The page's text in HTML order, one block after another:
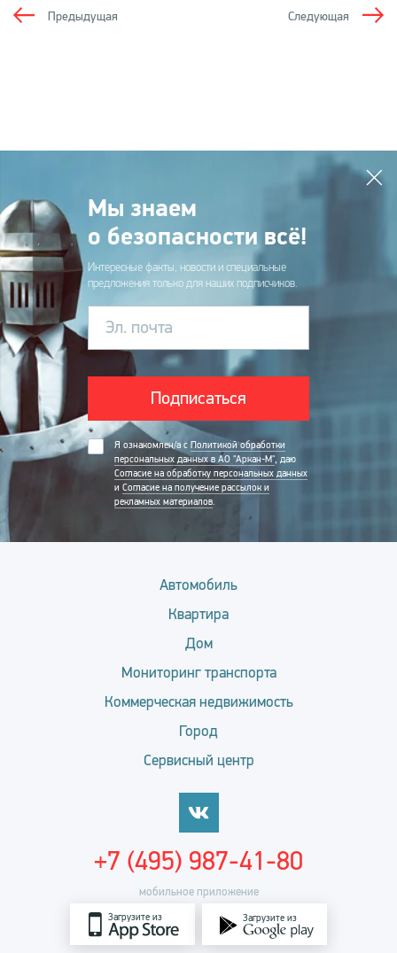
Следующая
Предыдущая
Мы знаем
о безопасности всё!
Интересные факты, новости и специальные
предложения только для наших подписчиков.
Эл. почта
Подписаться
Я ознакомлен/а с Политикой обработки
персональных данных в АО "Аркан-М", даю
Согласие на обработку персональных данных
и Согласие на получение рассылок и
рекламных материалов.
Автомобиль
Квартира
Дом
Мониторинг транспорта
Коммерческая недвижимость
Город
Сервисный центр
мобильное приложение
Загрузите из Загрузите из
+7 (495) 987-41-80